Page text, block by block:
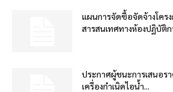
แผนการจัดซื้อจัดจ้างโคร
สารสนเทศทางห้องปฏิบัติ
ประกาศผู้ชนะการเสนอร
เครื่องกำเนิดไอน้ำ...